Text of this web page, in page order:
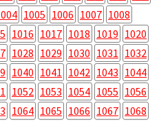
1005 1006 1007 1008
1016 1017 1018 1019 1020
1028 1029 1030 1031 1032
1040 1041 1042 1043 1044
1052 1053 1054 1055 1056
1064 1065 1066 1067 1068